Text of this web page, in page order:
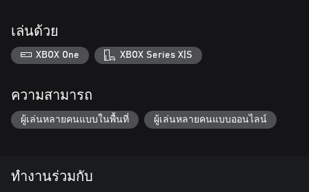
foes, stopping tanks in their tracks and bringing even the
mightiest of dreadnoughts to their knees.
With this DLC, the Broodlord and Hive Guard can be added to
of Crimson single player story campaign in a free update.
Therefore, ownership of the DLC is not required to fight against
เล่นด้วย
XBOX One XBOX Series X|S
ความสามารถ
ผู้เล่นหลายคนแบบในพื้นที่ ผู้เล่นหลายคนแบบออนไลน์
ทำงานร่วมกับ